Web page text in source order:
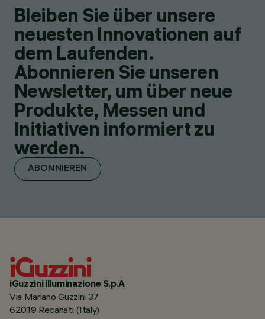
Bleiben Sie über unsere
neuesten Innovationen auf
dem Laufenden.
Abonnieren Sie unseren
Newsletter, um über neue
Produkte, Messen und
Initiativen informiert zu
werden.
ABONNIEREN
iGuzzini illuminazione S.p.A
Via Mariano Guzzini 37
62019 Recanati (Italy)